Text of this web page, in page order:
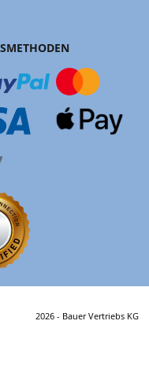
2026 - Bauer Vertriebs KG